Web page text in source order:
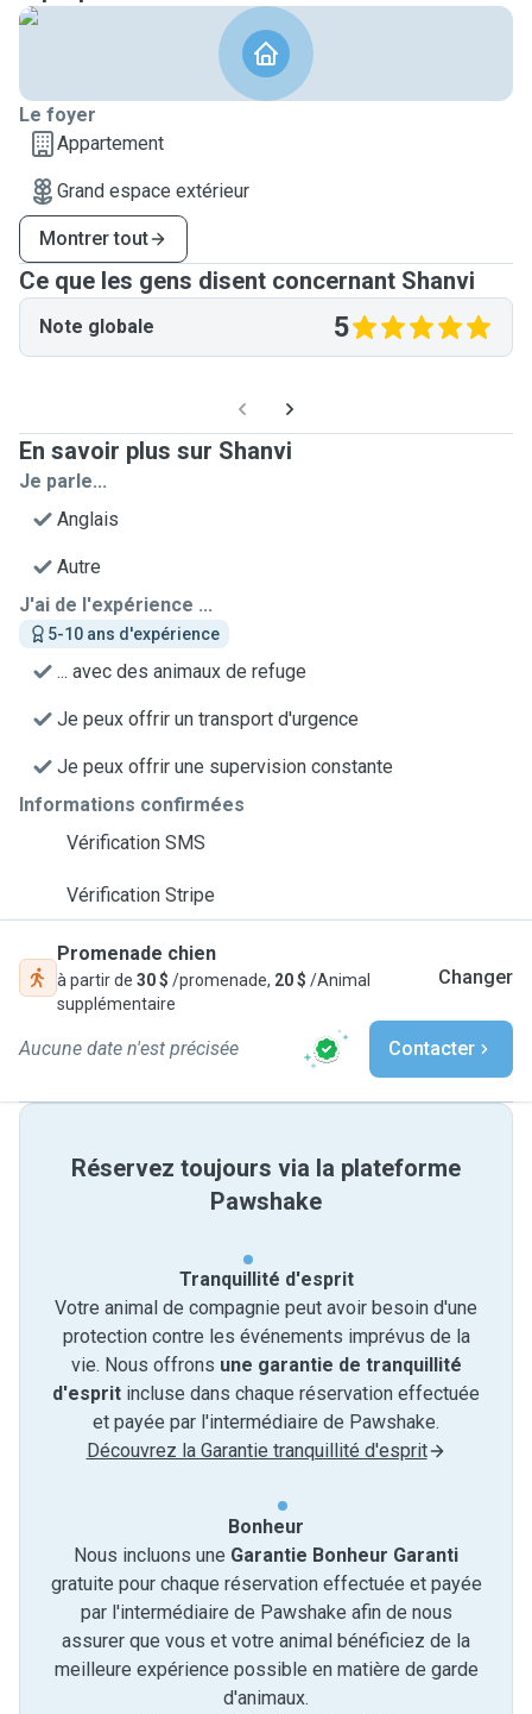
Le foyer
Appartement
Grand espace extérieur
Montrer tout
Ce que les gens disent concernant Shanvi
Note globale 5
En savoir plus sur Shanvi
Je parle...
Anglais
Autre
J'ai de l'expérience ...
5-10 ans d'expérience
... avec des animaux de refuge
Je peux offrir un transport d'urgence
Je peux offrir une supervision constante
Informations confirmées
Vérification SMS
Vérification Stripe
Promenade chien
à partir de 30 $ /promenade, 20 $ /Animal
supplémentaire
Changer
Aucune date n'est précisée Contacter
Réservez toujours via la plateforme
Pawshake
Tranquillité d'esprit
Votre animal de compagnie peut avoir besoin d'une
protection contre les événements imprévus de la
vie. Nous offrons une garantie de tranquillité
d'esprit incluse dans chaque réservation effectuée
et payée par l'intermédiaire de Pawshake.
Découvrez la Garantie tranquillité d'esprit
Bonheur
Nous incluons une Garantie Bonheur Garanti
gratuite pour chaque réservation effectuée et payée
par l'intermédiaire de Pawshake afin de nous
assurer que vous et votre animal bénéficiez de la
meilleure expérience possible en matière de garde
d'animaux.